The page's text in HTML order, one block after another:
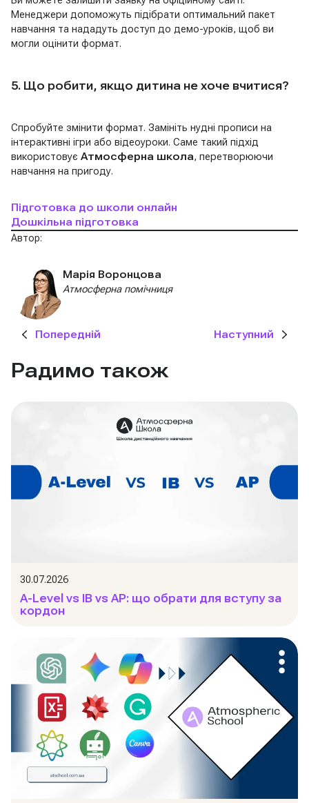
Менеджери допоможуть підібрати оптимальний пакет
навчання та нададуть доступ до демо-уроків, щоб ви
могли оцінити формат.
5. Що робити, якщо дитина не хоче вчитися?
Спробуйте змінити формат. Замініть нудні прописи на
інтерактивні ігри або відеоуроки. Саме такий підхід
використовує Атмосферна школа, перетворюючи
навчання на пригоду.
Підготовка до школи онлайн
Дошкільна підготовка
Автор:
Марія Воронцова
Атмосферна помічниця
Попередній Наступний
Радимо також
30.07.2026
A-Level vs IB vs AP: що обрати для вступу за
кордон